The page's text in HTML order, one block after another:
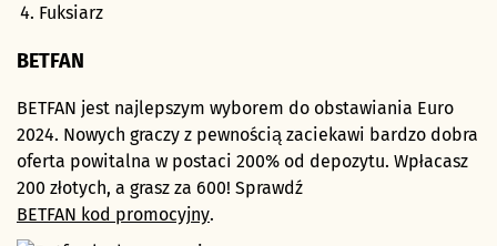
Fuksiarz
BETFAN
BETFAN jest najlepszym wyborem do obstawiania Euro
2024. Nowych graczy z pewnością zaciekawi bardzo dobra
oferta powitalna w postaci 200% od depozytu. Wpłacasz
200 złotych, a grasz za 600! Sprawdź
BETFAN kod promocyjny.